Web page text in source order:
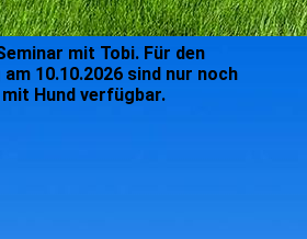
mit Tobi. Für den
10.10.2026 sind nur noch
Hund verfügbar.